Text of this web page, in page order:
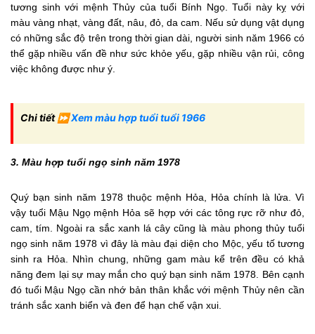
tương sinh với mệnh Thủy của tuổi Bính Ngọ. Tuổi này kỵ với
màu vàng nhạt, vàng đất, nâu, đỏ, da cam. Nếu sử dụng vật dụng
có những sắc độ trên trong thời gian dài, người sinh năm 1966 có
thể gặp nhiều vấn đề như sức khỏe yếu, gặp nhiều vận rủi, công
việc không được như ý.
Chi tiết ⏩Xem màu hợp tuổi tuổi 1966
3. Màu hợp tuổi ngọ sinh năm 1978
Quý bạn sinh năm 1978 thuộc mệnh Hỏa, Hỏa chính là lửa. Vì
vậy tuổi Mậu Ngọ mệnh Hỏa sẽ hợp với các tông rực rỡ như đỏ,
cam, tím. Ngoài ra sắc xanh lá cây cũng là màu phong thủy tuổi
ngọ sinh năm 1978 vì đây là màu đại diện cho Mộc, yếu tố tương
sinh ra Hỏa. Nhìn chung, những gam màu kể trên đều có khả
năng đem lại sự may mắn cho quý bạn sinh năm 1978. Bên cạnh
đó tuổi Mậu Ngọ cần nhớ bản thân khắc với mệnh Thủy nên cần
tránh sắc xanh biển và đen để hạn chế vận xui.